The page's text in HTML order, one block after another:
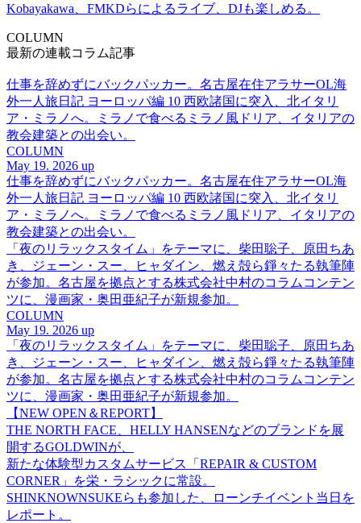
Kobayakawa、FMKDらによるライブ、DJも楽しめる。
COLUMN
最新の連載コラム記事
仕事を辞めずにバックパッカー。名古屋在住アラサーOL海
外一人旅日記 ヨーロッパ編 10 西欧諸国に突入、北イタリ
ア・ミラノへ。ミラノで食べるミラノ風ドリア、イタリアの
教会建築との出会い。
COLUMN
May 19. 2026 up
仕事を辞めずにバックパッカー。名古屋在住アラサーOL海
外一人旅日記 ヨーロッパ編 10 西欧諸国に突入、北イタリ
ア・ミラノへ。ミラノで食べるミラノ風ドリア、イタリアの
教会建築との出会い。
「夜のリラックスタイム」をテーマに、柴田聡子、原田ちあ
き、ジェーン・スー、ヒャダイン、燃え殻ら錚々たる執筆陣
が参加。名古屋を拠点とする株式会社中村のコラムコンテン
ツに、漫画家・奥田亜紀子が新規参加。
COLUMN
May 19. 2026 up
「夜のリラックスタイム」をテーマに、柴田聡子、原田ちあ
き、ジェーン・スー、ヒャダイン、燃え殻ら錚々たる執筆陣
が参加。名古屋を拠点とする株式会社中村のコラムコンテン
ツに、漫画家・奥田亜紀子が新規参加。
【NEW OPEN＆REPORT】
THE NORTH FACE、HELLY HANSENなどのブランドを展
開するGOLDWINが、
新たな体験型カスタムサービス「REPAIR & CUSTOM
CORNER」を栄・ラシックに常設。
SHINKNOWNSUKEらも参加した、ローンチイベント当日を
レポート。